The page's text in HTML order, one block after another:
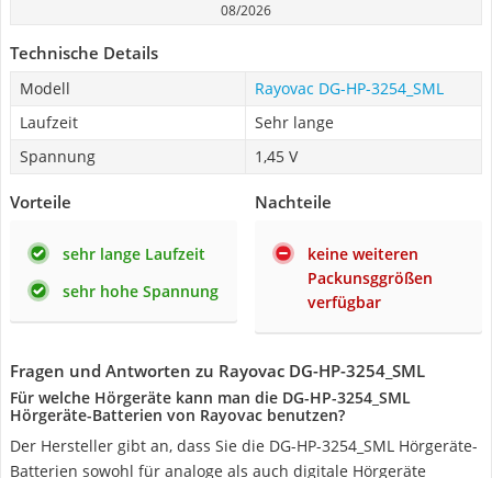
08/2026
Technische Details
Modell
Rayovac DG-HP-3254_SML
Laufzeit
Sehr lange
Spannung
1,45 V
Vorteile
sehr lange Laufzeit
sehr hohe Spannung
Nachteile
keine weiteren
Packunsggrößen
verfügbar
Fragen und Antworten zu Rayovac DG-HP-3254_SML
Für welche Hörgeräte kann man die DG-HP-3254_SML
Hörgeräte-Batterien von Rayovac benutzen?
Der Hersteller gibt an, dass Sie die DG-HP-3254_SML Hörgeräte-
Batterien sowohl für analoge als auch digitale Hörgeräte